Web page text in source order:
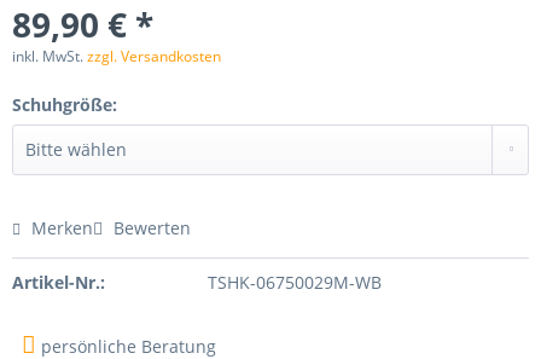
89,90 € *
inkl. MwSt.zzgl. Versandkosten
Schuhgröße:
Merken Bewerten
Artikel-Nr.: TSHK-06750029M-WB
persönliche Beratung